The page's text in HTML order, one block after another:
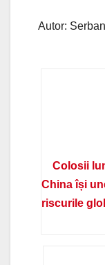
Autor:
Colosii
China își
riscurile